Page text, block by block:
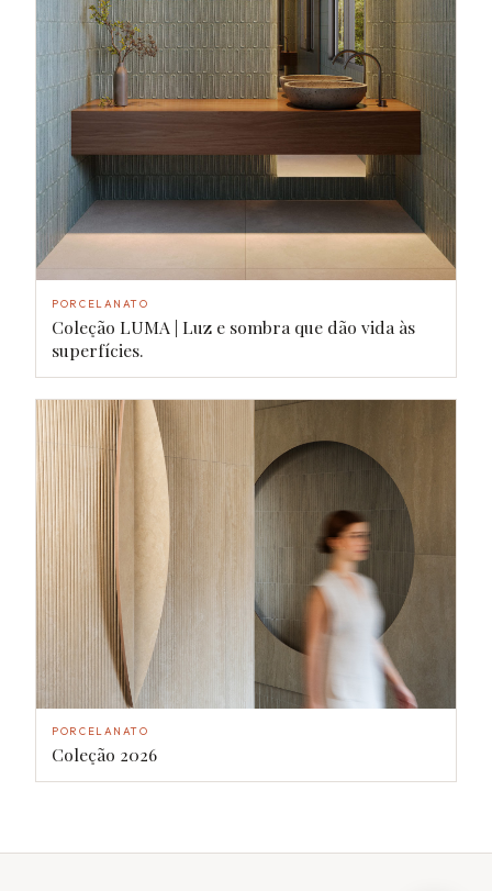
PORCELANATO
Coleção LUMA | Luz e sombra que dão vida às
superfícies.
PORCELANATO
Coleção 2026